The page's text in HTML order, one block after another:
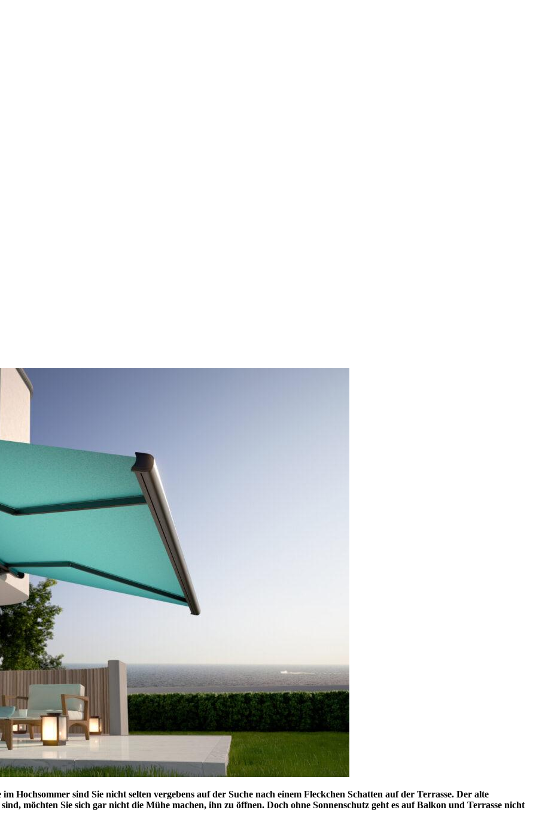
Hochsommer sind Sie nicht selten vergebens auf der Suche nach einem Fleckchen Schatten auf der Terrasse. Der alte
möchten Sie sich gar nicht die Mühe machen, ihn zu öffnen. Doch ohne Sonnenschutz geht es auf Balkon und Terrasse nicht